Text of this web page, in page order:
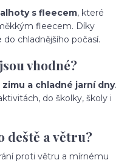
s fleecem, které
fleecem. Díky
chladnějšího počasí.
vhodné?
zimu a chladné jarní dny.
do školky, školy i
deště a větru?
proti větru a mírnému